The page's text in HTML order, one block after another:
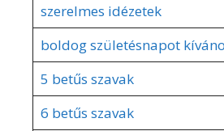
szerelmes idézetek
boldog születésnapot
5 betűs szavak
6 betűs szavak